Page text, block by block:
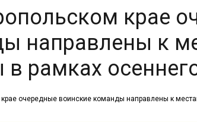
крае
направлены к
рамках